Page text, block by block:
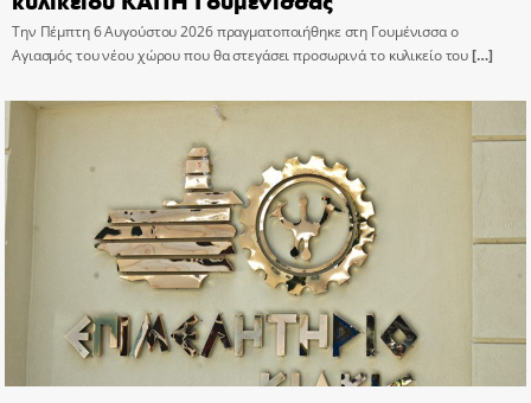
Την Πέμπτη 6 Αυγούστου 2026 πραγματοποιήθηκε στη Γουμένισσα ο
Αγιασμός του νέου χώρου που θα στεγάσει προσωρινά το κυλικείο του[…]